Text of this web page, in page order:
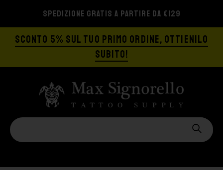
SPEDIZIONE GRATIS A PARTIRE DA €129
SCONTO 5% SUL TUO PRIMO ORDINE, OTTIENILO
SUBITO!